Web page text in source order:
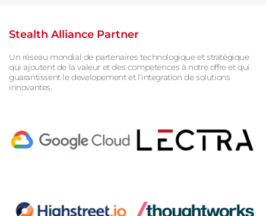
Stealth Alliance Partner
Un réseau mondial de partenaires technologique et stratégique
qui ajoutent de la valeur etdes competences à notreoffre et qui
guarantissent le developement et l'integrationde solutions
innovantes.